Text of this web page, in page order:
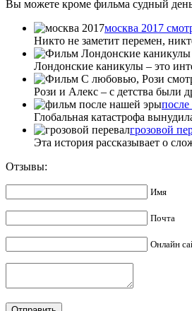
Вы можете кроме фильма судный
москва 2017
Никто не заметит перемен,
Лондонские каникулы – это
Рози и Алекс – с детства были
Глобальная катастрофа
грозовой
Эта история рассказывает о
Отзывы:
Имя
Почта
Онлайн